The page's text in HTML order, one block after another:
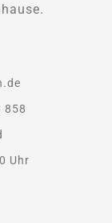
858
Uhr